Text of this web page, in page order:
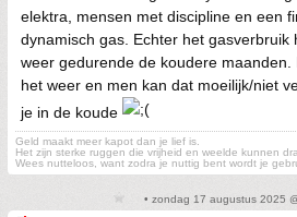
elektra, mensen met discipline en een
dynamisch gas. Echter het gasverbruik
weer gedurende de koudere maanden.
het weer en men kan dat moeilijk/niet
je in de koude
Geld maakt meer kapot dan je lief is.
Het zijn sterke ruggen die vrijheid en weelde kunnen
Wees nutteloos, want zodra je nuttig bent wordt je
• zondag 17 augustus 2025